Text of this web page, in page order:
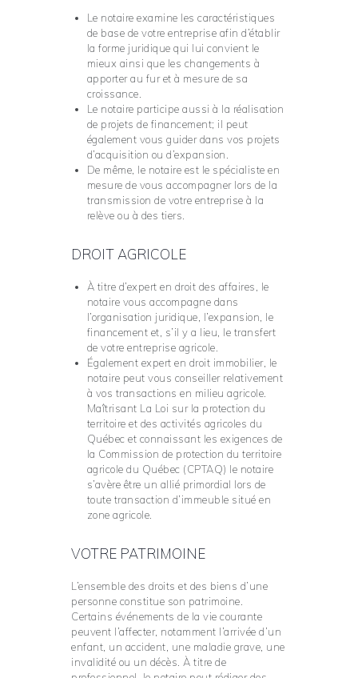
Le notaire examine les caractéristiques
de base de votre entreprise afin d’établir
la forme juridique qui lui convient le
mieux ainsi que les changements à
apporter au fur et à mesure de sa
croissance.
Le notaire participe aussi à la réalisation
de projets de financement; il peut
également vous guider dans vos projets
d’acquisition ou d’expansion.
De même, le notaire est le spécialiste en
mesure de vous accompagner lors de la
transmission de votre entreprise à la
relève ou à des tiers.
DROIT AGRICOLE
À titre d’expert en droit des affaires, le
notaire vous accompagne dans
l’organisation juridique, l’expansion, le
financement et, s’il y a lieu, le transfert
de votre entreprise agricole.
Également expert en droit immobilier, le
notaire peut vous conseiller relativement
à vos transactions en milieu agricole.
Maîtrisant La Loi sur la protection du
territoire et des activités agricoles du
Québec et connaissant les exigences de
la Commission de protection du territoire
agricole du Québec (CPTAQ) le notaire
s’avère être un allié primordial lors de
toute transaction d’immeuble situé en
zone agricole.
VOTRE PATRIMOINE
L’ensemble des droits et des biens d’une
personne constitue son patrimoine.
Certains événements de la vie courante
peuvent l’affecter, notamment l’arrivée d’un
enfant, un accident, une maladie grave, une
invalidité ou un décès. À titre de